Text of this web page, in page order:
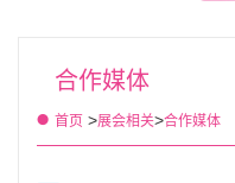
合作媒体
首页 >展会相关>合作媒体